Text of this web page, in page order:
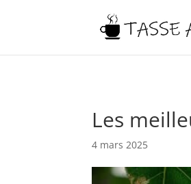
Les
4 mars 2025